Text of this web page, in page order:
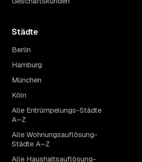
Städte
Berlin
Hamburg
München
Köln
Alle Entrümpelungs-Städte
A–Z
Alle Wohnungsauflösung-
Städte A–Z
Alle Haushaltsauflösung-